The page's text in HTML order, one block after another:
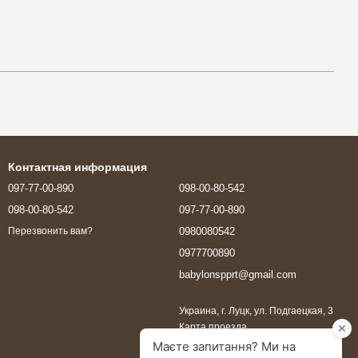
Контактная информация
097-77-00-890
098-00-80-542
Перезвонить вам?
098-00-80-542
097-77-00-890
0980080542
0977700890
babylonspprt@gmail.com
Украина, г. Луцк, ул. Подгаецкая, 3
Карта проезда